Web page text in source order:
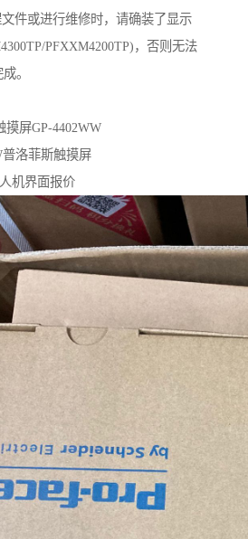
或进行维修时，请确装了显示
PFXXM4200TP)，否则无法
。
GP-4402WW
菲斯触摸屏
界面报价